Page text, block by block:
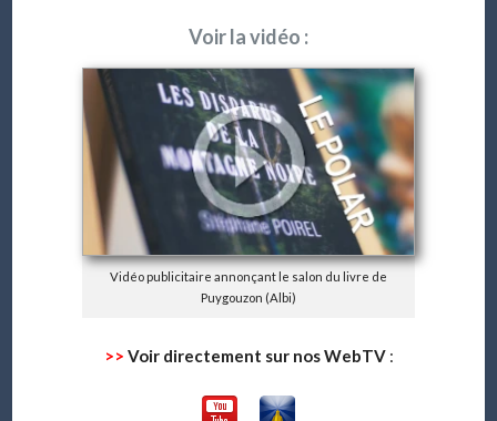
Voir la vidéo :
Vidéo publicitaire annonçant le salon du livre de
Puygouzon (Albi)
>> Voir directement sur nos WebTV: